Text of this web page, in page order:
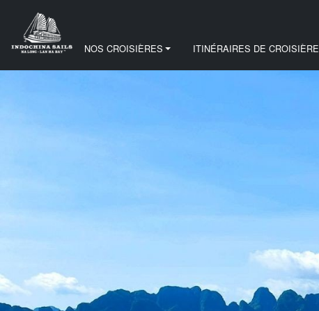
NOS CROISIÈRES ITINÉRAIRES DE CROISIÈRE